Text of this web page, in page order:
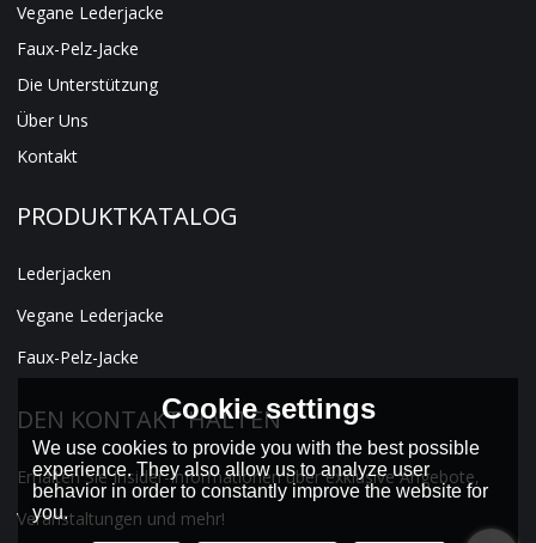
Vegane Lederjacke
Faux-Pelz-Jacke
Die Unterstützung
Über Uns
Kontakt
PRODUKTKATALOG
Lederjacken
Vegane Lederjacke
Faux-Pelz-Jacke
DEN KONTAKT HALTEN
Erhalten Sie Insider-Informationen über exklusive Angebote,
Veranstaltungen und mehr!
Cookie settings
We use cookies to provide you with the best possible
experience. They also allow us to analyze user
behavior in order to constantly improve the website for
you.